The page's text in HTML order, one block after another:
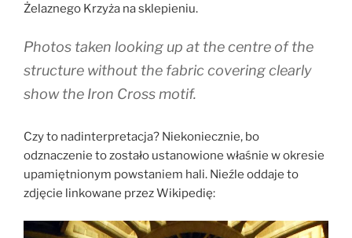
Żelaznego Krzyża na sklepieniu.
Photos taken looking up at the centre of the
structure without the fabric covering clearly
show the Iron Cross motif.
Czy to nadinterpretacja? Niekoniecznie, bo
odznaczenie to zostało ustanowione właśnie w okresie
upamiętnionym powstaniem hali. Nieźle oddaje to
zdjęcie linkowane przez Wikipedię: